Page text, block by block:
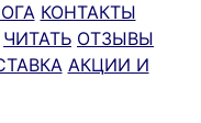
КОНТАКТЫ
ЧИТАТЬ ОТЗЫВЫ
АКЦИИ И